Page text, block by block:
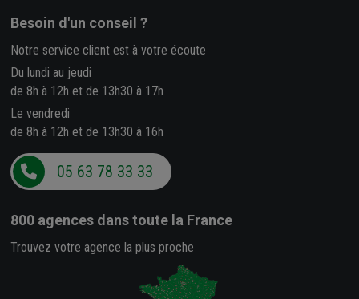
Besoin d'un conseil ?
Notre service client est à votre écoute
Du lundi au jeudi
de 8h à 12h et de 13h30 à 17h
Le vendredi
de 8h à 12h et de 13h30 à 16h
05 63 78 33 33
800 agences dans toute la France
Trouvez votre agence la plus proche